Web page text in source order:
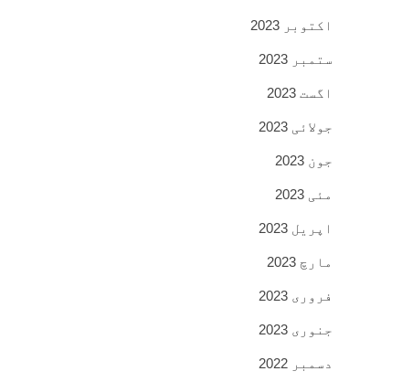
اکتوبر 2023
ستمبر 2023
اگست 2023
جولائی 2023
جون 2023
مئی 2023
اپریل 2023
مارچ 2023
فروری 2023
جنوری 2023
دسمبر 2022